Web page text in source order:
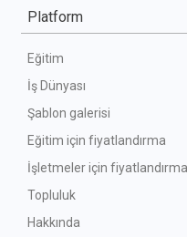
Platform
Eğitim
İş Dünyası
Şablon galerisi
Eğitim için fiyatlandırma
İşletmeler için fiyatlandırma
Topluluk
Hakkında